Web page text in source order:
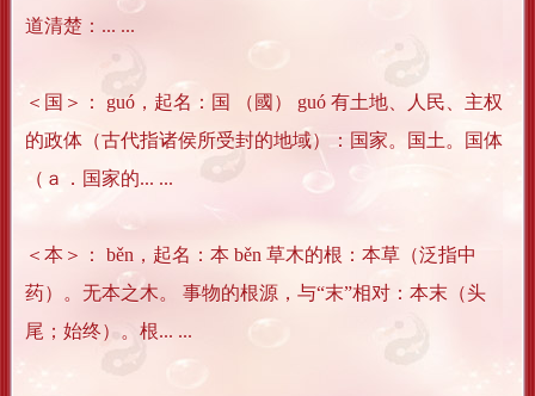
道清楚：... ...
＜国＞： guó，起名：国 （國） guó 有土地、人民、主权
的政体（古代指诸侯所受封的地域）：国家。国土。国体
（ａ．国家的... ...
＜本＞： běn，起名：本 běn 草木的根：本草（泛指中
药）。无本之木。 事物的根源，与“末”相对：本末（头
尾；始终）。根... ...